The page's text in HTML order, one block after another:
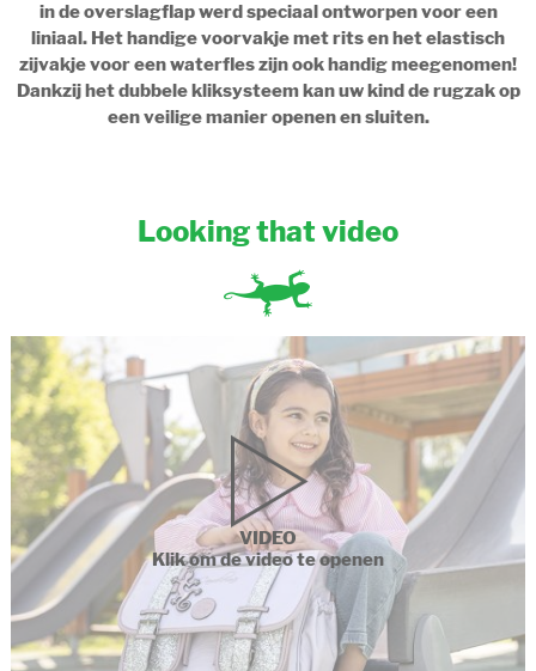
in de overslagflap werd speciaal ontworpen voor een
liniaal. Het handige voorvakje met rits en het elastisch
zijvakje voor een waterfles zijn ook handig meegenomen!
Dankzij het dubbele kliksysteem kan uw kind de rugzak op
een veilige manier openen en sluiten.
Looking that video
VIDEO
Klik om de video te openen